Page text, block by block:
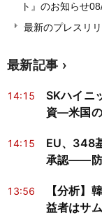
ト』のお知らせ
最新のプレスリ
最新記事
14:15
SKハイニ
資―米国
14:15
EU、348
承認——防
13:56
【分析】
益者はサ